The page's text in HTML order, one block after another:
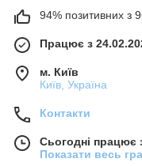
94% позитивних з
Працює з
м. Київ
Київ, Україна
Контакти
Сьогодні працює
Показати весь